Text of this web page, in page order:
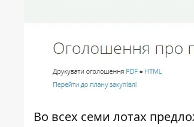
Во всех семи лотах